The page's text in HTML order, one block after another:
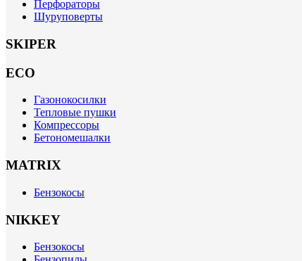
Перфораторы
Шуруповерты
SKIPER
ECO
Газонокосилки
Тепловые пушки
Компрессоры
Бетономешалки
MATRIX
Бензокосы
NIKKEY
Бензокосы